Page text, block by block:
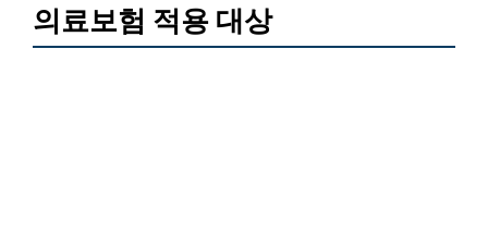
의료보험 적용 대상